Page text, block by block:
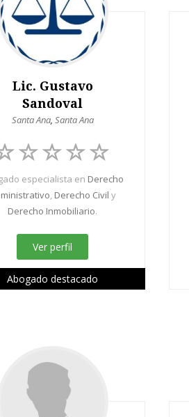
Lic. Gustavo
Sandoval
Santa Ana, Santa Ana
especialista en Derecho
, Derecho Civil y
Derecho Inmobiliario.
Ver perfil
Abogado destacado